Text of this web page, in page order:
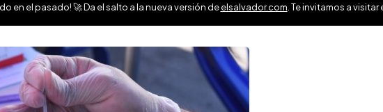
en el pasado! 🚀 Da el salto a la nueva versión deelsalvador.com . Te invitamos a